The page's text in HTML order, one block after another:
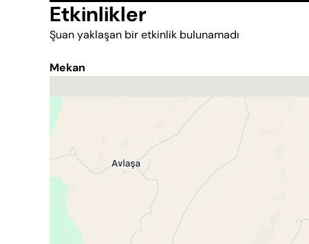
Etkinlikler
Şuan yaklaşan bir etkinlik bulunamadı
Mekan